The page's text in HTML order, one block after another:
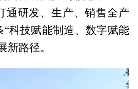
通研发、生产、销售全产
“科技赋能制造、数字赋能
新路径。